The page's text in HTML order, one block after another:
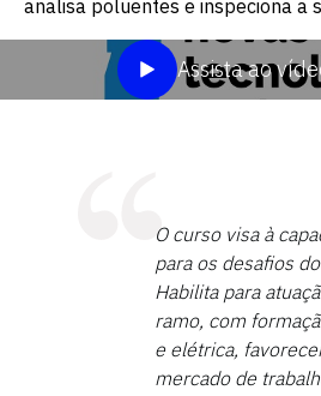
analisa poluentes e inspeciona a
Assista ao
O curso visa à
para os desafios
Habilita para
ramo, com
e elétrica,
mercado de